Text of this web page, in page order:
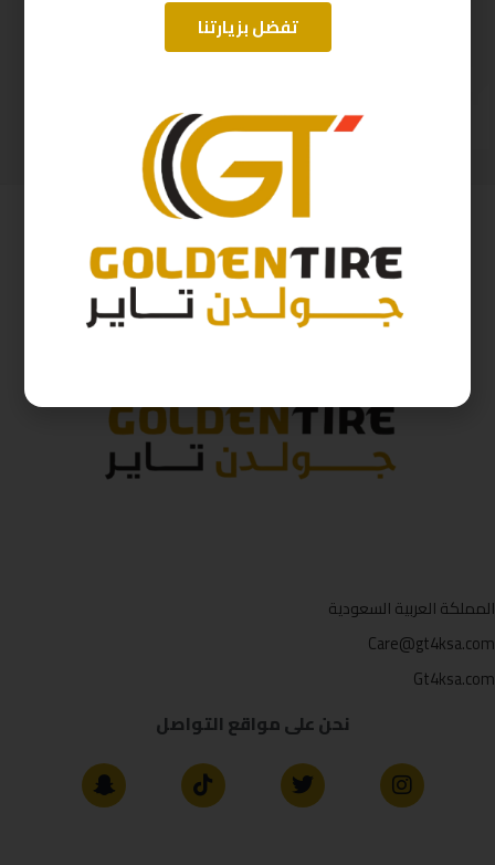
( شامل الضريبة ) 1,016ر.س 914
المملكة العربية السعودية
Care@gt4ksa.com
Gt4ksa.com
نحن على مواقع التواصل
تفضل بزيارتنا